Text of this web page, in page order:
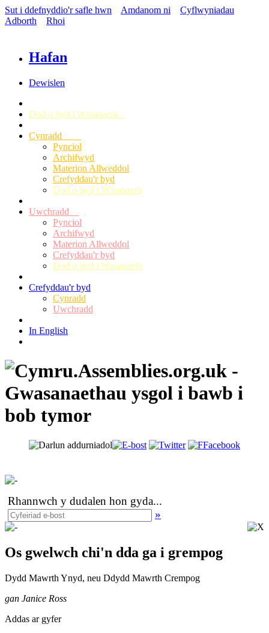
Sut i ddefnyddio'r safle hwn Amdanom ni
Cyflwyniadau
Adborth
Rhoi
Hafan
Dewislen
Dod o hyd i Wasanaeth
Cynradd
Pynciol
Archifwyd
Materion Allweddol
Crefyddau'r byd
Dod o hyd i Wasanaeth
Uwchradd
Pynciol
Archifwyd
Materion Allweddol
Crefyddau'r byd
Dod o hyd i Wasanaeth
Crefyddau'r byd
Cynradd
Uwchradd
In English
Rhannwch y dudalen hon gyda...
»
Os gwelwch chi'n dda ga i grempog
Dydd Mawrth Ynyd, neu Ddydd Mawrth Crempog
gan Janice Ross
Addas ar gyfer